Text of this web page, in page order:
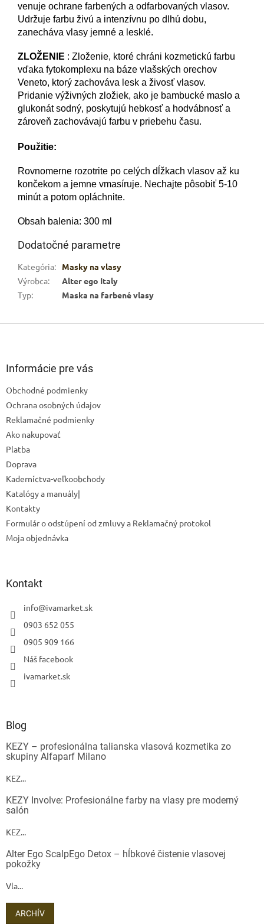
venuje ochrane farbených a odfarbovaných vlasov.
Udržuje farbu živú a intenzívnu po dlhú dobu,
zanecháva vlasy jemné a lesklé.
ZLOŽENIE : Zloženie, ktoré chráni kozmetickú farbu
vďaka fytokomplexu na báze vlašských orechov
Veneto, ktorý zachováva lesk a živosť vlasov.
Pridanie výživných zložiek, ako je bambucké maslo a
glukonát sodný, poskytujú hebkosť a hodvábnosť a
zároveň zachovávajú farbu v priebehu času.
Použitie:
Rovnomerne rozotrite po celých dĺžkach vlasov až ku
končekom a jemne vmasíruje. Nechajte pôsobiť 5-10
minút a potom opláchnite.
Obsah balenia: 300 ml
Dodatočné parametre
Kategória:
Masky na vlasy
Výrobca:
Alter ego Italy
Typ: Maska na farbené vlasy
Informácie pre vás
Obchodné podmienky
Ochrana osobných údajov
Reklamačné podmienky
Ako nakupovať
Platba
Doprava
Kaderníctva-veľkoobchody
Katalógy a manuály|
Kontakty
Formulár o odstúpení od zmluvy a Reklamačný protokol
Moja objednávka
Kontakt
info@ivamarket.sk
0903 652 055
0905 909 166
Náš facebook
ivamarket.sk
Blog
KEZY – profesionálna talianska vlasová kozmetika zo
skupiny Alfaparf Milano
KEZ...
KEZY Involve: Profesionálne farby na vlasy pre moderný
salón
KEZ...
Alter Ego ScalpEgo Detox – hĺbkové čistenie vlasovej
pokožky
Vla...
ARCHÍV